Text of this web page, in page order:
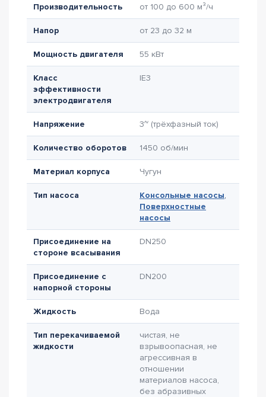
Производительность от 100 до 600 м³/ч
Напор от 23 до 32 м
Мощность двигателя 55 кВт
Класс
эффективности
электродвигателя
IE3
Напряжение 3~ (трёхфазный ток)
Количество оборотов 1450 об/мин
Материал корпуса Чугун
Тип насоса Консольные насосы,
Поверхностные
насосы
Присоединение на
стороне всасывания
DN250
Присоединение с
напорной стороны
DN200
Жидкость Вода
Тип перекачиваемой
жидкости
чистая, не
взрывоопасная, не
агрессивная в
отношении
материалов насоса,
без абразивных